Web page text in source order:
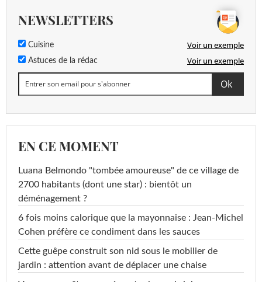
NEWSLETTERS
Cuisine Voir un exemple
Astuces de la rédac Voir un exemple
EN CE MOMENT
Luana Belmondo "tombée amoureuse" de ce village de
2700 habitants (dont une star) : bientôt un
déménagement ?
6 fois moins calorique que la mayonnaise : Jean-Michel
Cohen préfère ce condiment dans les sauces
Cette guêpe construit son nid sous le mobilier de
jardin : attention avant de déplacer une chaise